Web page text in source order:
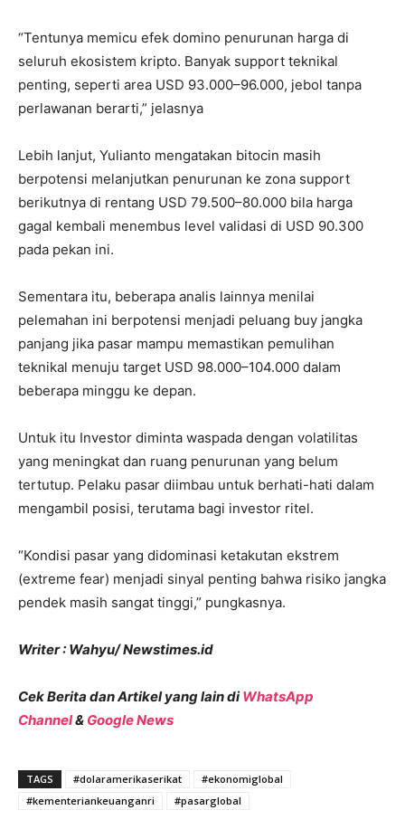
“Tentunya memicu efek domino penurunan harga di
seluruh ekosistem kripto. Banyak support teknikal
penting, seperti area USD 93.000–96.000, jebol tanpa
perlawanan berarti,” jelasnya
Lebih lanjut, Yulianto mengatakan bitocin masih
berpotensi melanjutkan penurunan ke zona support
berikutnya di rentang USD 79.500–80.000 bila harga
gagal kembali menembus level validasi di USD 90.300
pada pekan ini.
Sementara itu, beberapa analis lainnya menilai
pelemahan ini berpotensi menjadi peluang buy jangka
panjang jika pasar mampu memastikan pemulihan
teknikal menuju target USD 98.000–104.000 dalam
beberapa minggu ke depan.
Untuk itu Investor diminta waspada dengan volatilitas
yang meningkat dan ruang penurunan yang belum
tertutup. Pelaku pasar diimbau untuk berhati-hati dalam
mengambil posisi, terutama bagi investor ritel.
“Kondisi pasar yang didominasi ketakutan ekstrem
(extreme fear) menjadi sinyal penting bahwa risiko jangka
pendek masih sangat tinggi,” pungkasnya.
Writer : Wahyu/ Newstimes.id
Cek Berita dan Artikel yang lain diWhatsApp
Channel& Google News
TAGS #dolaramerikaserikat
#ekonomiglobal
#kementeriankeuanganri
#pasarglobal